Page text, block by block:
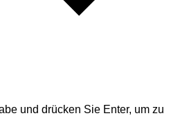
und drücken Sie Enter, um zu